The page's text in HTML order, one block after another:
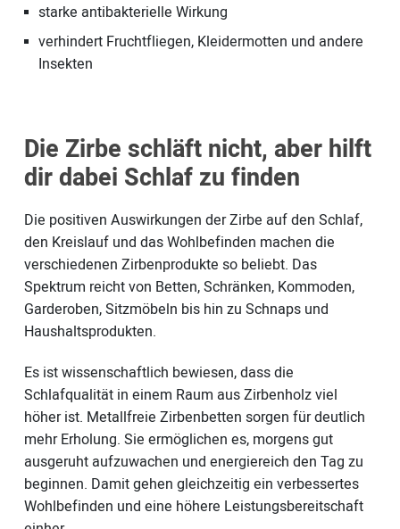
starke antibakterielle Wirkung
verhindert Fruchtfliegen, Kleidermotten und andere
Insekten
Die Zirbe schläft nicht, aber hilft
dir dabei Schlaf zu finden
Die positiven Auswirkungen der Zirbe auf den Schlaf,
den Kreislauf und das Wohlbefinden machen die
verschiedenen Zirbenprodukte so beliebt. Das
Spektrum reicht von Betten, Schränken, Kommoden,
Garderoben, Sitzmöbeln bis hin zu Schnaps und
Haushaltsprodukten.
Es ist wissenschaftlich bewiesen, dass die
Schlafqualität in einem Raum aus Zirbenholz viel
höher ist. Metallfreie Zirbenbetten sorgen für deutlich
mehr Erholung. Sie ermöglichen es, morgens gut
ausgeruht aufzuwachen und energiereich den Tag zu
beginnen. Damit gehen gleichzeitig ein verbessertes
Wohlbefinden und eine höhere Leistungsbereitschaft